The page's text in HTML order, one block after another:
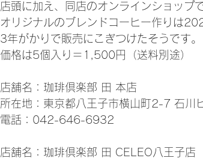
店頭に加え、同店のオンラインショップ
オリジナルのブレンドコーヒー作りは
3年がかりで販売にこぎつけたそうです。
価格は5個入り＝1,500円（送料別途）
店舗名：珈琲倶楽部 田 本店
所在地：東京都八王子市横山町2-7 石川
電話：042-646-6932
店舗名：珈琲倶楽部 田 CELEO八王子店